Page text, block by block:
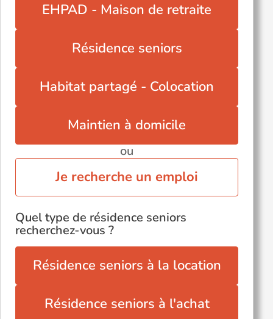
EHPAD - Maison de retraite
Résidence seniors
Habitat partagé - Colocation
Maintien à domicile
ou
Je recherche un emploi
Quel type de résidence seniors
recherchez-vous ?
Résidence seniors à la location
Résidence seniors à l'achat